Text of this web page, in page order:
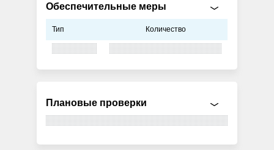
Обеспечительные меры
Тип Количество
Плановые проверки